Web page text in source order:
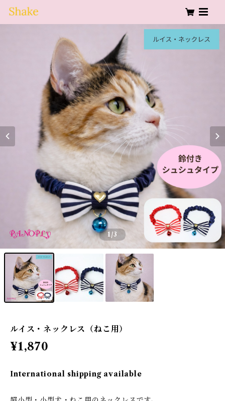
1/3
ルイス・ネックレス（ねこ用）
¥1,870
International shipping available